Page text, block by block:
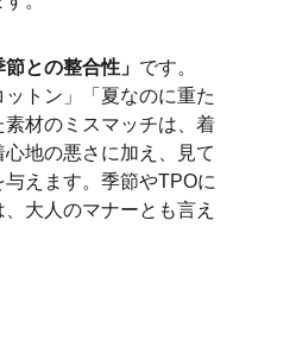
節との整合性」 です。
ットン」「夏なのに重た
材のミスマッチは、着
地の悪さに加え、見て
えます。季節やTPOに
大人のマナーとも言え